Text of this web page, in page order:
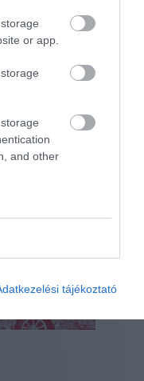
or app.
and other
tájékoztató
BMW
első